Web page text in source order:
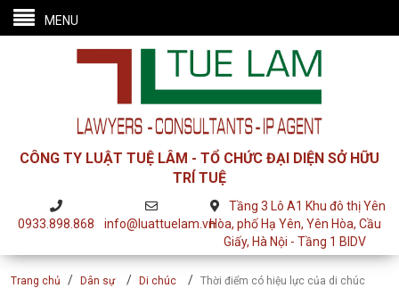
MENU
CÔNG TY LUẬT TUỆ LÂM - TỔ CHỨC ĐẠI DIỆN SỞ HỮU
TRÍ TUỆ
0933.898.868 info@luattuelam.vn
Tầng 3 Lô A1 Khu đô thị Yên
Hòa, phố Hạ Yên, Yên Hòa, Cầu
Giấy, Hà Nội - Tầng 1 BIDV
Trang chủ / Dân sự / Di chúc /
Thời điểm có hiệu lực của di chúc